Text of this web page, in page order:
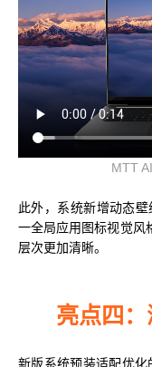
MTT
此外，系统新增动态
一全局应用图标视觉风
层次更加清晰。
亮点四
新版系统预装适配优化